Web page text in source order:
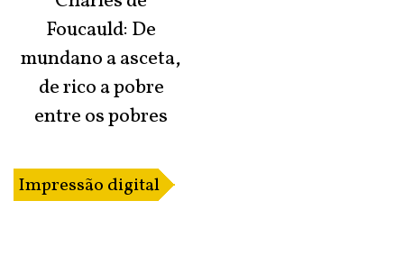
Foucauld: De
mundano a asceta,
de rico a pobre
entre os pobres
Impressão digital